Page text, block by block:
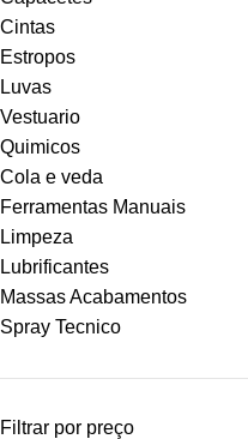
Cintas
Estropos
Luvas
Vestuario
Quimicos
Cola e veda
Ferramentas Manuais
Limpeza
Lubrificantes
Massas Acabamentos
Spray Tecnico
Filtrar por preço